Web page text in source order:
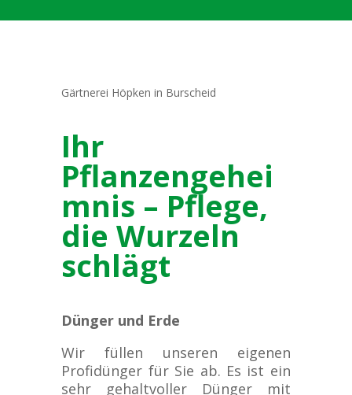
Gärtnerei Höpken in Burscheid
Ihr
Pflanzengehei
mnis – Pflege,
die Wurzeln
schlägt
Dünger und Erde
Wir füllen unseren eigenen
Profidünger für Sie ab. Es ist ein
sehr gehaltvoller Dünger mit